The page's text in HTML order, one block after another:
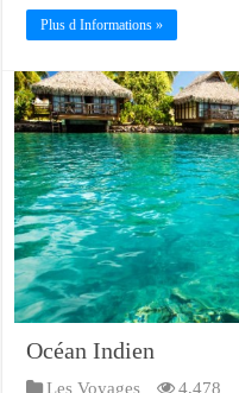
Plus d Informations »
Océan Indien
Les Voyages 4,478